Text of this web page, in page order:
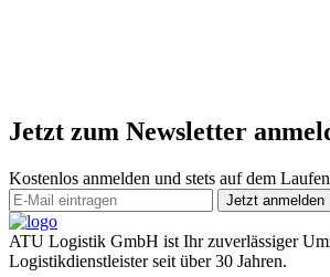
Jetzt zum Newsletter
Kostenlos anmelden und stets auf dem
ATU Logistik GmbH ist Ihr zuverlässiger
Logistikdienstleister seit über 30 Jahren.